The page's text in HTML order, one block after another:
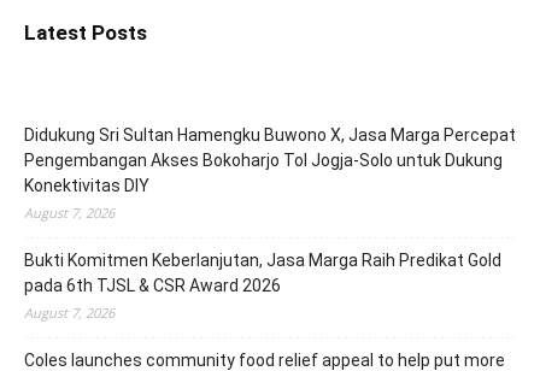
Latest Posts
Didukung Sri Sultan Hamengku Buwono X, Jasa Marga Percepat
Pengembangan Akses Bokoharjo Tol Jogja-Solo untuk Dukung
Konektivitas DIY
August 7, 2026
Bukti Komitmen Keberlanjutan, Jasa Marga Raih Predikat Gold
pada 6th TJSL & CSR Award 2026
August 7, 2026
Coles launches community food relief appeal to help put more